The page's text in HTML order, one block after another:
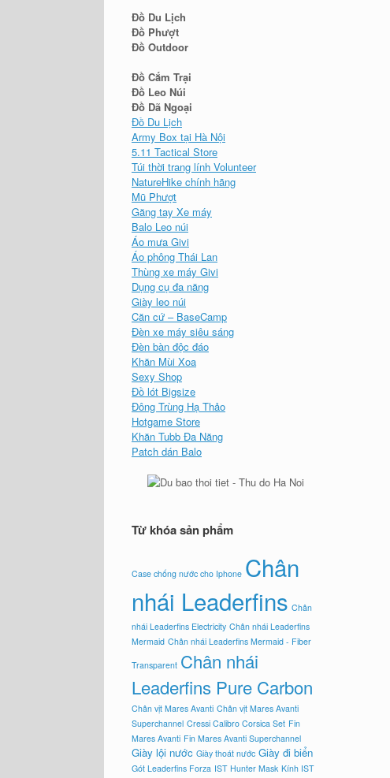
Đồ Du Lịch
Đồ Phượt
Đồ Outdoor
Đồ Cắm Trại
Đồ Leo Núi
Đồ Dã Ngoại
Đồ Du Lịch
Army Box tại Hà Nội
5.11 Tactical Store
Túi thời trang lính Volunteer
NatureHike chính hãng
Mũ Phượt
Găng tay Xe máy
Balo Leo núi
Áo mưa Givi
Áo phông Thái Lan
Thùng xe máy Givi
Dụng cụ đa năng
Giày leo núi
Căn cứ – BaseCamp
Đèn xe máy siêu sáng
Đèn bàn độc đáo
Khăn Mùi Xoa
Sexy Shop
Đồ lót Bigsize
Đông Trùng Hạ Thảo
Hotgame Store
Khăn Tubb Đa Năng
Patch dán Balo
Từ khóa sản phẩm
Case chống nước cho Iphone Chân
nhái Leaderfins Chân
nhái Leaderfins Electricity Chân nhái Leaderfins
Mermaid Chân nhái Leaderfins Mermaid - Fiber
Transparent Chân nhái
Leaderfins Pure Carbon
Chân vịt Mares Avanti Chân vịt Mares Avanti
Superchannel Cressi Calibro Corsica Set Fin
Mares Avanti Fin Mares Avanti Superchannel
Giày lội nước Giày thoát nước Giày đi biển
Gót Leaderfins Forza IST Hunter Mask Kính IST